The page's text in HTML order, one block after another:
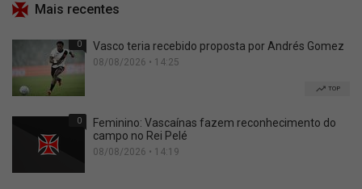
Mais recentes
0 Vasco teria recebido proposta por Andrés Gomez
08/08/2026 • 14:25
TOP
0
Feminino: Vascaínas fazem reconhecimento do
campo no Rei Pelé
08/08/2026 • 14:19